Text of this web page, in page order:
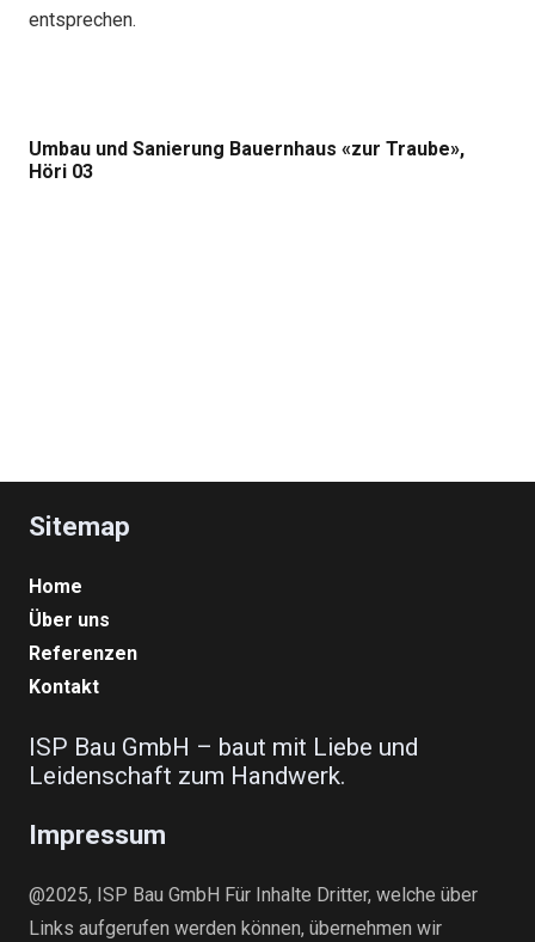
entsprechen.
Umbau und Sanierung Bauernhaus «zur Traube»,
Höri 03
Sitemap
Home
Über uns
Referenzen
Kontakt
ISP Bau GmbH – baut mit Liebe und
Leidenschaft zum Handwerk.
Impressum
@2025, ISP Bau GmbH Für Inhalte Dritter, welche über
Links aufgerufen werden können, übernehmen wir